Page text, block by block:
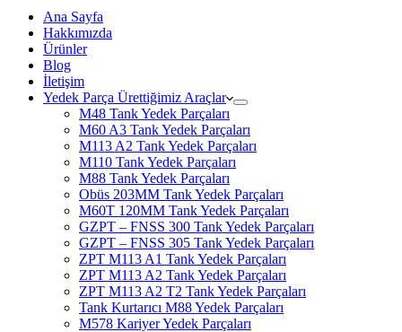
Ana Sayfa
Hakkımızda
Ürünler
Blog
İletişim
Yedek Parça Ürettiğimiz Araçlar
M48 Tank Yedek Parçaları
M60 A3 Tank Yedek Parçaları
M113 A2 Tank Yedek Parçaları
M110 Tank Yedek Parçaları
M88 Tank Yedek Parçaları
Obüs 203MM Tank Yedek Parçaları
M60T 120MM Tank Yedek Parçaları
GZPT – FNSS 300 Tank Yedek Parçaları
GZPT – FNSS 305 Tank Yedek Parçaları
ZPT M113 A1 Tank Yedek Parçaları
ZPT M113 A2 Tank Yedek Parçaları
ZPT M113 A2 T2 Tank Yedek Parçaları
Tank Kurtarıcı M88 Yedek Parçaları
M578 Kariyer Yedek Parçaları